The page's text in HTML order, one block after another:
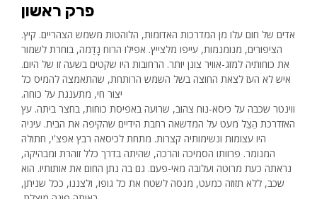
פרק ראשון
אדים של חום עלו מן המדרכות האדומות, הלוהטות משמש הצהריים. קיץ.
הציפורים, מנומנמות, עייפו מלצייץ. אפילו הרוח נָדַמה, בוחרת לשמור
את כוחותיה למזג-אוויר צונן יותר. הרחובות היו שקטים בשעה זו של היום.
איש לא העז לצאת החוצה בשל השמש הרותחת, שהתאמצה להמיס כל
יצור חי, מתענגת על כוחה.
ווינטר שכבה על כיסא-נוח צהוב, שרועה באפיסת כוחות, בחצר ביתה. עץ
האזדרכת הֵצֵל מעט על המדשאה רחבת הידיים שהקיפה את הבית. עיניה
היו עצומות ונשימותיה קצרות. מתחת לכיסאה רבץ אפצ'י, חתולהּ
המנומר. פרוותו הסמיכה והרכה, שהיתה בדרך כלל זוהרת ומבהיקה,
נראתה כעת מרוטה ועלובה מאי-פעם. גם בה נתן החום את אותותיו. הוא
שכב, ללא תזוזה כמעט, מנסה לשטח את כל גופו, ולצננו, ככל שניתן,